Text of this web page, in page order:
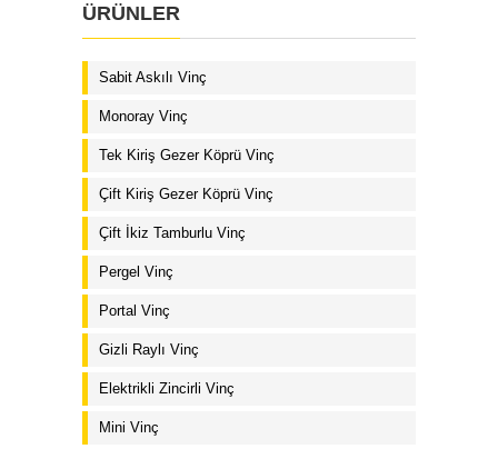
ÜRÜNLER
Sabit Askılı Vinç
Monoray Vinç
Tek Kiriş Gezer Köprü Vinç
Çift Kiriş Gezer Köprü Vinç
Çift İkiz Tamburlu Vinç
Pergel Vinç
Portal Vinç
Gizli Raylı Vinç
Elektrikli Zincirli Vinç
Mini Vinç